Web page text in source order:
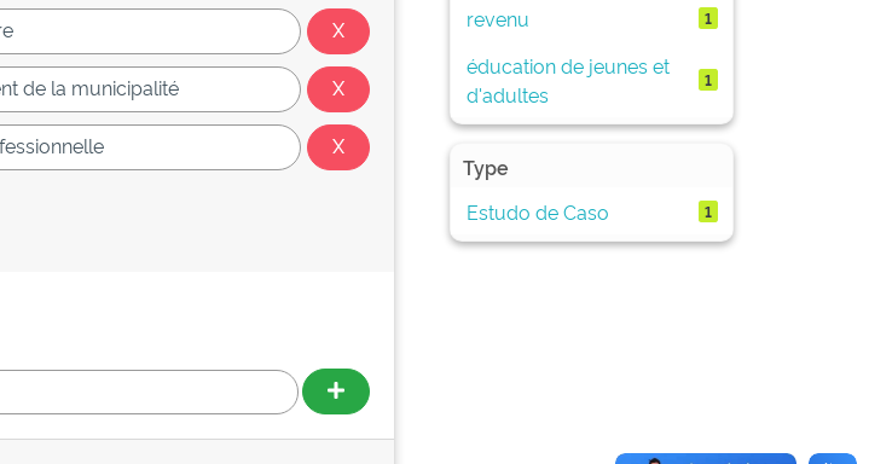
revenu 1
éducation de jeunes et
d'adultes
1
Type
Estudo de Caso
1